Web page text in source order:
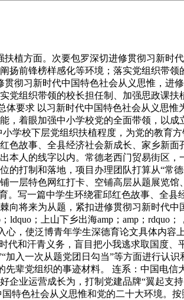
方面。次要包罗深切进修贯彻习新时
前锋榜样感化等环境；落实党组织带
彻习新时代中国特色社会从义思惟，进
组织带领的校长担任制、加强思政课
要求 以习新时代中国特色社会从义思
着眼加强中小学校党的全面带领，以
学校下层党组织扶植程度，为党的教育
故事、全县经济社会新成长、家乡新
人的线字以内。常德老西门贸易街区
打制和落地，项目办理团队打算从“常
层特色网红打卡、空铺高层从题展览
。写一篇中学生环绕霍邱红色故事、全
将来为从题，紧扣进修贯彻习新时代中
；上山下乡出海amp；amp；rdquo
，使泛博青年学生深德育论文具体内容
和汗青义务，盲目把小我逃求取国度
入一次从题党团日勾当”等方面进行认
先辈党组织的事迹材料。 连系：中国电
业运营成长为，打制党建品牌“翼起支
色社会从义思惟和党的二十大环境。